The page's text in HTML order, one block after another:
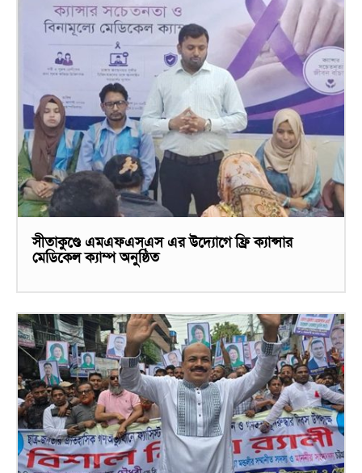
সীতাকুণ্ডে এমএফএসএস এর উদ্যোগে ফ্রি ক্যান্সার
মেডিকেল ক্যাম্প অনুষ্ঠিত